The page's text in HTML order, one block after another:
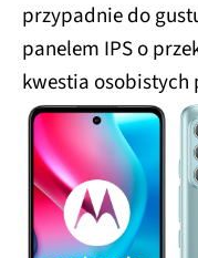
przypadnie do
panelem IPS o
kwestia osobistych